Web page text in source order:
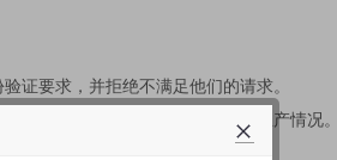
证要求，并拒绝不满足他们的请求。
统计数据，以便我们准确地了解生产情况。